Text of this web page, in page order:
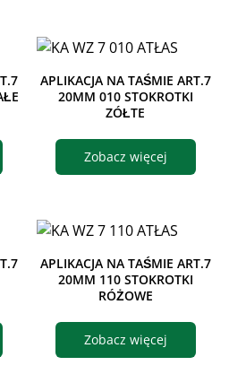
APLIKACJA NA TAŚMIE ART.7
20MM 010 STOKROTKI
ZÓŁTE
Zobacz więcej
APLIKACJA NA TAŚMIE ART.7
20MM 110 STOKROTKI
RÓŻOWE
Zobacz więcej